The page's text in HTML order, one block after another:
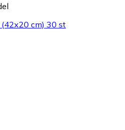
cm) 30 st